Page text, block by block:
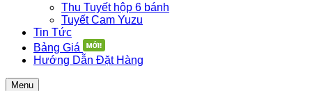
Thu Tuyết hộp 6 bánh
Tuyết Cam Yuzu
Tin Tức
Bảng Giá
Hướng Dẫn Đặt Hàng
Menu